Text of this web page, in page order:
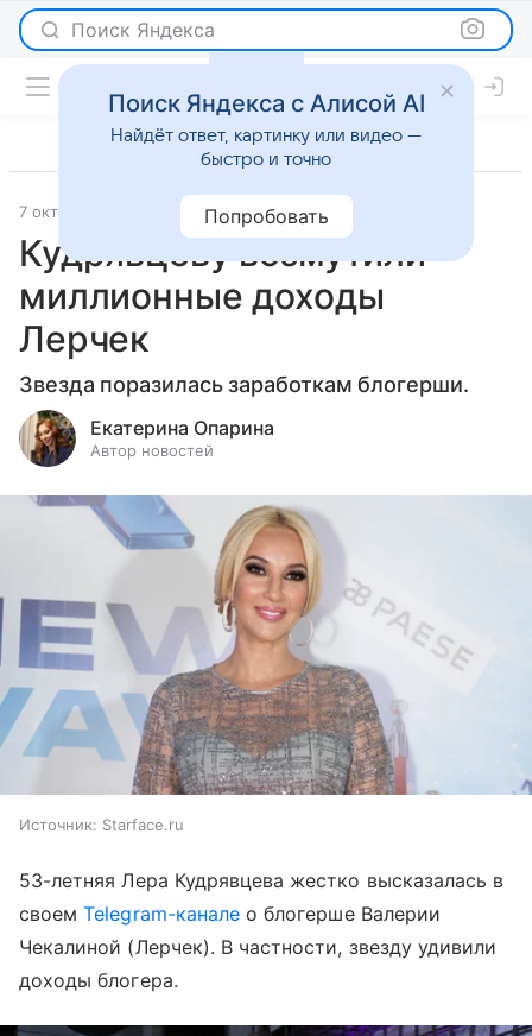
Поиск Яндекса
7 октября 2024 Светская жизнь
Кудрявцеву возмутили
миллионные доходы
Лерчек
Звезда поразилась заработкам блогерши.
Екатерина Опарина
Автор новостей
Источник: Starface.ru
53-летняя Лера Кудрявцева жестко высказалась в
своемTelegram-канале о блогерше Валерии
Чекалиной (Лерчек). В частности, звезду удивили
доходы блогера.
Поиск Яндекса с Алисой AI
Найдёт ответ, картинку или видео —
быстро и точно
Попробовать